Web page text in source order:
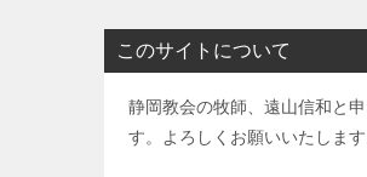
このサイトについて
静岡教会の牧師、遠山信和と申
す。よろしくお願いいたします